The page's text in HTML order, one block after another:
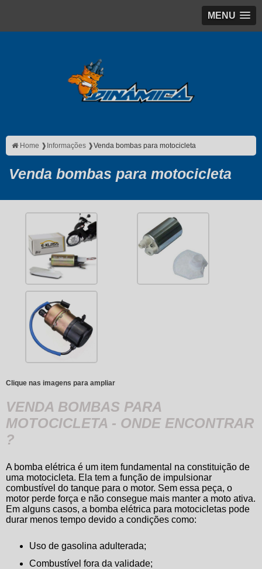
MENU
Home ❱ Informações ❱Venda bombas para motocicleta
Venda bombas para motocicleta
Clique nas imagens para ampliar
VENDA BOMBAS PARA
MOTOCICLETA - ONDE ENCONTRAR
?
A bomba elétrica é um item fundamental na constituição de
uma motocicleta. Ela tem a função de impulsionar
combustível do tanque para o motor. Sem essa peça, o
motor perde força e não consegue mais manter a moto ativa.
Em alguns casos, a bomba elétrica para motocicletas pode
durar menos tempo devido a condições como:
Uso de gasolina adulterada;
Combustível fora da validade;